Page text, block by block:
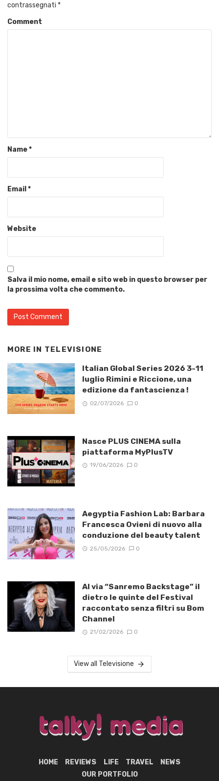
contrassegnati *
Comment
Name*
Email *
Website
Salva il mio nome, email e sito web in questo browser per
la prossima volta che commento.
MORE IN TELEVISIONE
Italian Global Series 2026 3-11
luglio Rimini e Riccione, una
edizione da fantascienza !
02/07/2026 0
Nasce PLUS CINEMA sulla
piattaforma MyPlusTV
19/06/2026 0
Aegyptia Fashion Lab: Barbara
Francesca Ovieni di nuovo alla
conduzione del beauty talent
25/05/2026 0
Al via “Sanremo Backstage” il
dietro le quinte del Festival
raccontato senza filtri su Bom
Channel
21/02/2026 0
View all Televisione
HOME REVIEWS LIFE TRAVEL
NEWS
OUR PORTFOLIO